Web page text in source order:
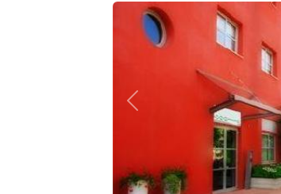
Zurück